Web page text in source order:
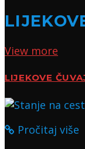
View more
LIJEKOVE
Pročitaj više